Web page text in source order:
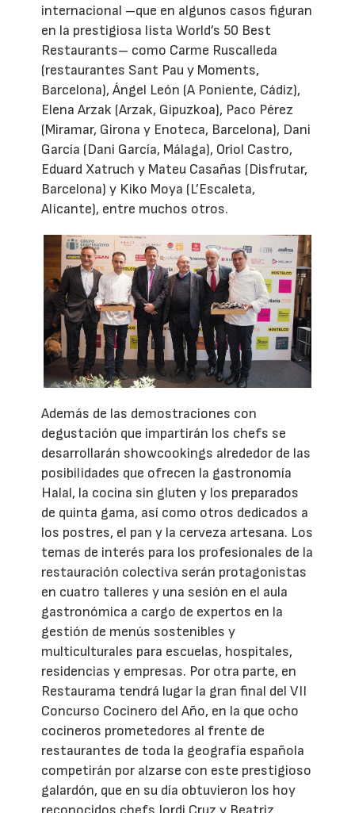
internacional –que en algunos casos figuran
en la prestigiosa lista World’s 50 Best
Restaurants– como Carme Ruscalleda
(restaurantes Sant Pau y Moments,
Barcelona), Ángel León (A Poniente, Cádiz),
Elena Arzak (Arzak, Gipuzkoa), Paco Pérez
(Miramar, Girona y Enoteca, Barcelona), Dani
García (Dani García, Málaga), Oriol Castro,
Eduard Xatruch y Mateu Casañas (Disfrutar,
Barcelona) y Kiko Moya (L’Escaleta,
Alicante), entre muchos otros.
Además de las demostraciones con
degustación que impartirán los chefs se
desarrollarán showcookings alrededor de las
posibilidades que ofrecen la gastronomía
Halal, la cocina sin gluten y los preparados
de quinta gama, así como otros dedicados a
los postres, el pan y la cerveza artesana. Los
temas de interés para los profesionales de la
restauración colectiva serán protagonistas
en cuatro talleres y una sesión en el aula
gastronómica a cargo de expertos en la
gestión de menús sostenibles y
multiculturales para escuelas, hospitales,
residencias y empresas. Por otra parte, en
Restaurama tendrá lugar la gran final del VII
Concurso Cocinero del Año, en la que ocho
cocineros prometedores al frente de
restaurantes de toda la geografía española
competirán por alzarse con este prestigioso
galardón, que en su día obtuvieron los hoy